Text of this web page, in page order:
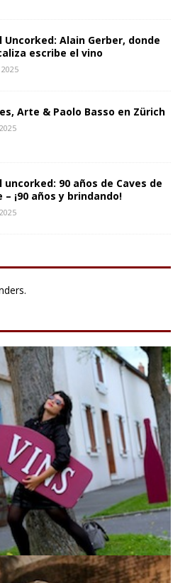
Uncorked: Alain Gerber, donde
escribe el vino
Arte & Paolo Basso en Zürich
90 años de Caves de
– ¡90 años y brindando!